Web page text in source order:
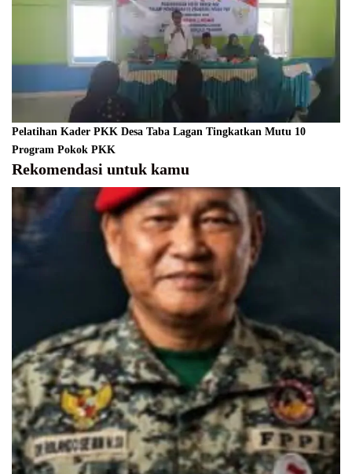
Pelatihan Kader PKK Desa Taba Lagan Tingkatkan Mutu 10
Program Pokok PKK
Rekomendasi untuk kamu